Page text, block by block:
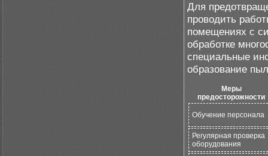
Для
проводить
помещениях с
обработке
специальные
образование
Меры
предосторожности
Обучение персонала
Регулярная проверка
оборудования